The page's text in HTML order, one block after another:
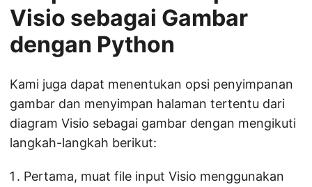
Visio sebagai Gambar
dengan Python
Kami juga dapat menentukan opsi penyimpanan
gambar dan menyimpan halaman tertentu dari
diagram Visio sebagai gambar dengan mengikuti
langkah-langkah berikut:
Pertama, muat file input Visio menggunakan